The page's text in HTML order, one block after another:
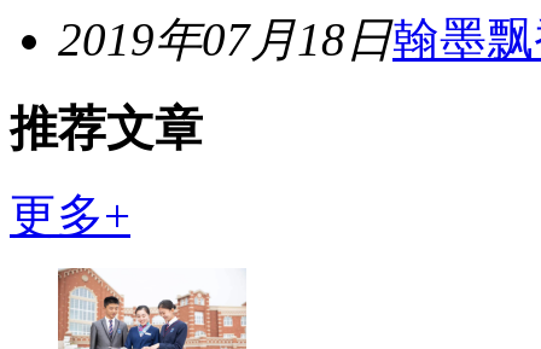
2019年07月18日翰墨
推荐文章
更多+